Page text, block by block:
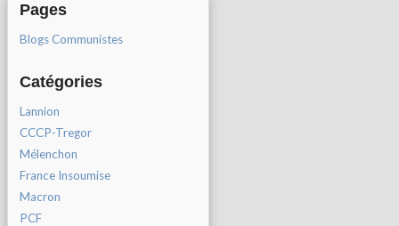
Pages
Blogs Communistes
Catégories
Lannion
CCCP-Tregor
Mélenchon
France Insoumise
Macron
PCF